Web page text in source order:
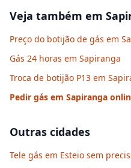
Veja também em
Preço do botijão de gás em
Gás 24 horas em Sapiranga
Troca de botijão P13 em
Pedir gás em Sapiranga
Outras cidades
Tele gás em Esteio sem